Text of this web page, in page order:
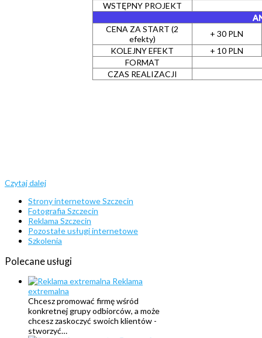
WSTĘPNY PROJEKT
CENA ZA START (2
efekty)
+ 30 PLN
KOLEJNY EFEKT
+ 10 PLN
FORMAT
CZAS REALIZACJI
Czytaj dalej
Strony internetowe Szczecin
Fotografia Szczecin
Reklama Szczecin
Pozostałe usługi internetowe
Szkolenia
Polecane usługi
Reklama
extremalna
Chcesz promować firmę wśród
konkretnej grupy odbiorców, a może
chcesz zaskoczyć swoich klientów -
stworzyć…